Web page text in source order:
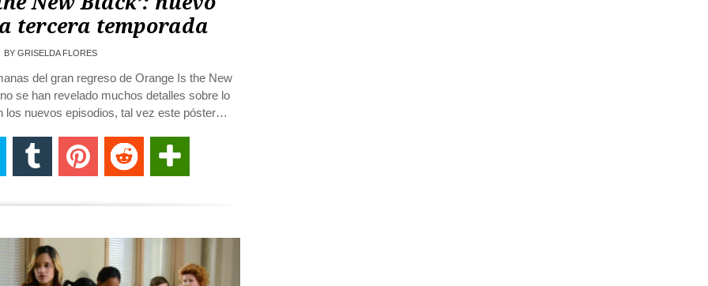
tercera temporada
BY GRISELDA FLORES
del gran regreso de Orange Is the New
se han revelado muchos detalles sobre lo
los nuevos episodios, tal vez este póster…